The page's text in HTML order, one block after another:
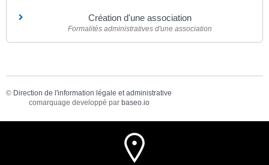
Création d'une association
Formalités administratives d'une association
© Direction de l'information légale et administrative
comarquage developpé par baseo.io